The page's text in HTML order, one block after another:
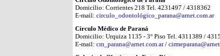
Domicilio: Corrientes 218 Tel. 4231497 / 4318362
E-mail: circulo_odontológico_parana@arnet.com.ar
Círculo Médico de Paraná
Domicilio: Urquiza 1135 - 3° Piso Tel. 4311389 /
E-mail: cm_parana@arnet.com.ar/